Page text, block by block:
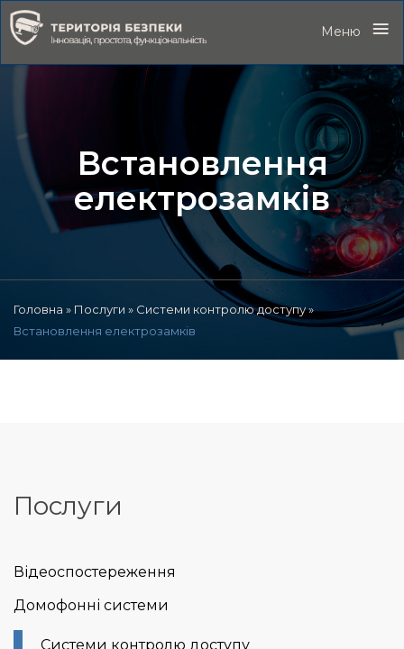
Меню ≡
Встановлення
електрозамків
Головна » Послуги » Системи контролю доступу»
Встановлення електрозамків
Послуги
Відеоспостереження
Домофонні системи
Системи контролю доступу